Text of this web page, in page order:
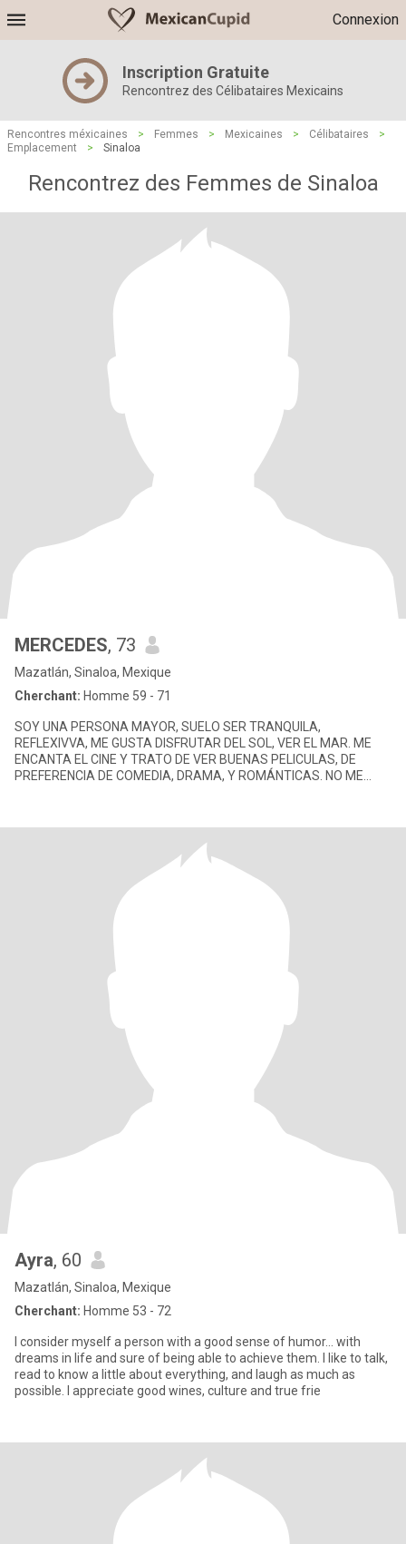
Connexion
Inscription Gratuite
Rencontrez des Célibataires Mexicains
Rencontres méxicaines > Femmes > Mexicaines > Célibataires
>
Emplacement
> Sinaloa
Rencontrez des Femmes de Sinaloa
MERCEDES, 73
Mazatlán, Sinaloa, Mexique
Cherchant: Homme 59 - 71
SOY UNA PERSONA MAYOR, SUELO SER TRANQUILA,
REFLEXIVVA, ME GUSTA DISFRUTAR DEL SOL, VER EL MAR. ME
ENCANTA EL CINE Y TRATO DE VER BUENAS PELICULAS, DE
PREFERENCIA DE COMEDIA, DRAMA, Y ROMÁNTICAS. NO ME
Ayra, 60
Mazatlán, Sinaloa, Mexique
Cherchant: Homme 53 - 72
I consider myself a person with a good sense of humor... with
dreams in life and sure of being able to achieve them. I like to talk,
read to know a little about everything, and laugh as much as
possible. I appreciate good wines, culture and true frie